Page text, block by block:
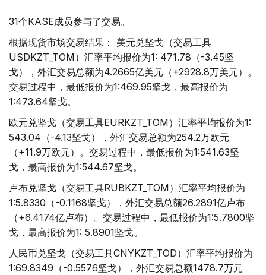
31个KASE成员参与了交易。
根据现货市场交易结果： 美元兑坚戈（交易工具
USDKZT_TOM）汇率平均报价为1: 471.78（-3.45坚
戈），外汇交易总额为4.2665亿美元（+2928.8万美元）。
交易过程中，最低报价为1:469.95坚戈，最高报价为
1:473.64坚戈。
欧元兑坚戈（交易工具EURKZT_TOM）汇率平均报价为1:
543.04（-4.13坚戈），外汇交易总额为254.2万欧元
（+11.9万欧元）。交易过程中，最低报价为1:541.63坚
戈，最高报价为1:544.67坚戈。
卢布兑坚戈（交易工具RUBKZT_TOM）汇率平均报价为
1:5.8330（-0.1168坚戈），外汇交易总额26.2891亿卢布
（+6.4174亿卢布）。交易过程中，最低报价为1:5.7800坚
戈，最高报价为1: 5.8901坚戈。
人民币兑坚戈（交易工具CNYKZT_TOD）汇率平均报价为
1:69.8349（-0.5576坚戈），外汇交易总额1478.7万元